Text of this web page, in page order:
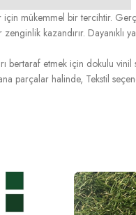
için mükemmel bir tercihtir.
kazandırır. Dayanıklı
bertaraf etmek için dokulu vinil
parçalar halinde, Tekstil